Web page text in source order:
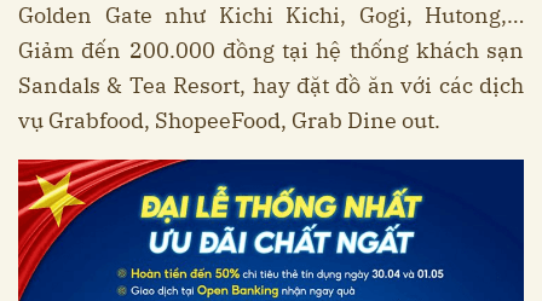
Golden Gate như Kichi Kichi, Gogi, Hutong,…
Giảm đến 200.000 đồng tại hệ thống khách sạn
Sandals & Tea Resort, hay đặt đồ ăn với các dịch
vụ Grabfood, ShopeeFood, Grab Dine out.